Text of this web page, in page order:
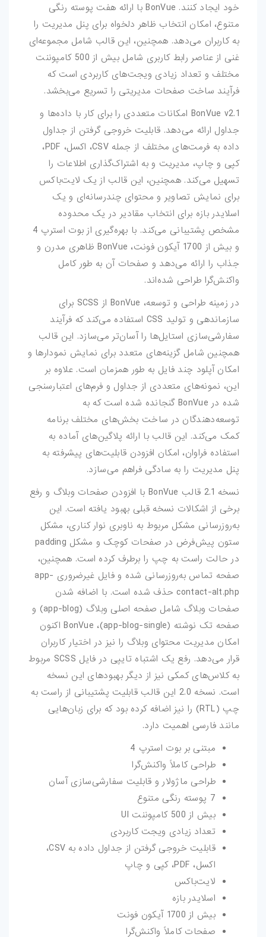
تصاویر-استوک
میکس-و-مونتاژ
فوتیج
پروژه-افتر-افکت
پروژه-پریمیر
اکشن-فتوشاپ
براش-فتوشاپ
فیلتر-فتوشاپ
استایل-فتوشاپ
پریست-لایتروم
اسکریپت
اسکریپت-php
اپلیکیشن
مقالات
ترفند-فتوشاپ
ترفند-پریمیر
ترفند-ایلوستریتور
خود ایجاد کنند. BonVue با ارائه هفت پوسته رنگی
متنوع، امکان انتخاب ظاهر دلخواه برای پنل مدیریت را
به کاربران می‌دهد. همچنین، این قالب شامل مجموعه‌ای
غنی از عناصر رابط کاربری شامل بیش از 500 کامپوننت
مختلف و تعداد زیادی ویجت‌های کاربردی است که
فرآیند ساخت صفحات مدیریتی را تسریع می‌بخشد.
BonVue v2.1 امکانات متعددی را برای کار با داده‌ها و
جداول ارائه می‌دهد. قابلیت خروجی گرفتن از جداول
داده به فرمت‌های مختلف از جمله CSV، اکسل، PDF،
کپی و چاپ، مدیریت و به اشتراک‌گذاری اطلاعات را
تسهیل می‌کند. همچنین، این قالب از یک لایت‌باکس
برای نمایش تصاویر و محتوای چندرسانه‌ای و یک
اسلایدر بازه برای انتخاب مقادیر در یک محدوده
مشخص پشتیبانی می‌کند. با بهره‌گیری از بوت استرپ 4
و بیش از 1700 آیکون فونت، BonVue ظاهری مدرن و
جذاب را ارائه می‌دهد و صفحات آن به طور کامل
واکنش‌گرا طراحی شده‌اند.
در زمینه طراحی و توسعه، BonVue از SCSS برای
سازماندهی و تولید CSS استفاده می‌کند که فرآیند
سفارشی‌سازی استایل‌ها را آسان‌تر می‌سازد. این قالب
همچنین شامل گزینه‌های متعدد برای نمایش نمودارها و
امکان آپلود چند فایل به طور همزمان است. علاوه بر
این، نمونه‌های متعددی از جداول و فرم‌های اعتبارسنجی
شده در BonVue گنجانده شده است که به
توسعه‌دهندگان در ساخت بخش‌های مختلف برنامه
کمک می‌کند. این قالب با ارائه پلاگین‌های آماده به
استفاده فراوان، امکان افزودن قابلیت‌های پیشرفته به
پنل مدیریت را به سادگی فراهم می‌سازد.
نسخه 2.1 قالب BonVue با افزودن صفحات وبلاگ و رفع
برخی از اشکالات نسخه قبلی بهبود یافته است. این
به‌روزرسانی مشکل مربوط به ناوبری نوار کناری، مشکل
ستون پیش‌فرض در صفحات کوچک و مشکل padding
در حالت راست به چپ را برطرف کرده است. همچنین،
صفحه تماس به‌روزرسانی شده و فایل غیرضروری app-
contact-alt.php حذف شده است. با اضافه شدن
صفحات وبلاگ شامل صفحه اصلی وبلاگ (app-blog) و
صفحه تک نوشته (app-blog-single)، BonVue اکنون
امکان مدیریت محتوای وبلاگ را نیز در اختیار کاربران
قرار می‌دهد. رفع یک اشتباه تایپی در فایل SCSS مربوط
به کلاس‌های کمکی نیز از دیگر بهبودهای این نسخه
است. نسخه 2.0 این قالب قابلیت پشتیبانی از راست به
چپ (RTL) را نیز اضافه کرده بود که برای زبان‌هایی
مانند فارسی اهمیت دارد.
مبتنی بر بوت استرپ 4
طراحی کاملاً واکنش‌گرا
طراحی ماژولار و قابلیت سفارشی‌سازی آسان
7 پوسته رنگی متنوع
بیش از 500 کامپوننت UI
تعداد زیادی ویجت کاربردی
قابلیت خروجی گرفتن از جداول داده به CSV،
اکسل، PDF، کپی و چاپ
لایت‌باکس
اسلایدر بازه
بیش از 1700 آیکون فونت
صفحات کاملاً واکنش‌گرا